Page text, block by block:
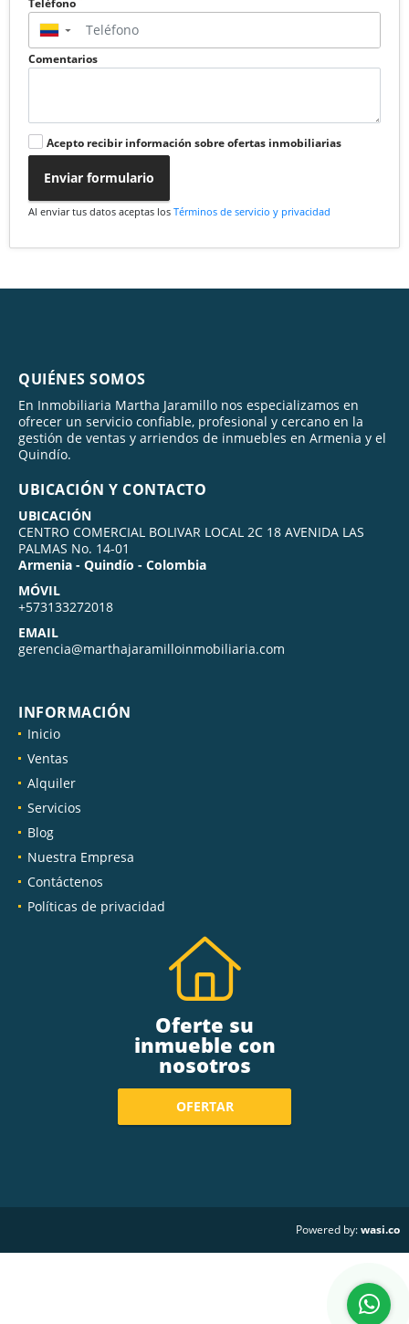
▼
Comentarios
Acepto recibir información sobre ofertas inmobiliarias
Enviar formulario
Al enviar tus datos aceptas los Términos de servicio y privacidad
QUIÉNES SOMOS
En Inmobiliaria Martha Jaramillo nos especializamos en
ofrecer un servicio confiable, profesional y cercano en la
gestión de ventas y arriendos de inmuebles en Armenia y el
Quindío.
UBICACIÓN Y CONTACTO
UBICACIÓN
CENTRO COMERCIAL BOLIVAR LOCAL 2C 18 AVENIDA LAS
PALMAS No. 14-01
Armenia - Quindío - Colombia
MÓVIL
+573133272018
EMAIL
gerencia@marthajaramilloinmobiliaria.com
INFORMACIÓN
Inicio
Ventas
Alquiler
Servicios
Blog
Nuestra Empresa
Contáctenos
Políticas de privacidad
Oferte su
inmueble con
nosotros
OFERTAR
Powered by:wasi.co